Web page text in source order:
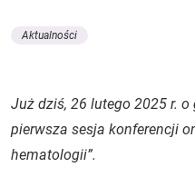
Aktualności
Już dziś, 26 lutego 2025 r.
pierwsza sesja konferencji
hematologii”.